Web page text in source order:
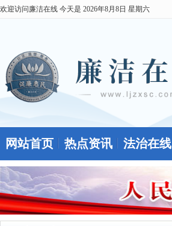
欢迎访问廉洁在线 今天是 2026年8月8日 星期六
网站首页 热点资讯 法治在线